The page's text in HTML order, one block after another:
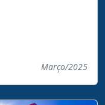
Março/2025